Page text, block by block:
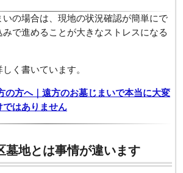
の場合は、現地の状況確認が簡単にで
みで進めることが大きなストレスになる
く書いています。
の方へ｜遠方のお墓じまいで本当に大変
ではありません
墓地とは事情が違います